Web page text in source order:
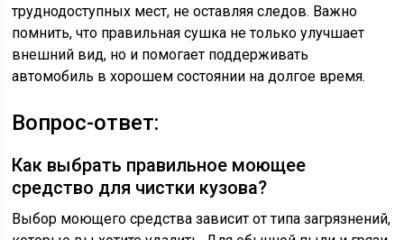
труднодоступных мест, не оставляя следов. Важно
помнить, что правильная сушка не только улучшает
внешний вид, но и помогает поддерживать
автомобиль в хорошем состоянии на долгое время.
Вопрос-ответ:
Как выбрать правильное моющее
средство для чистки кузова?
Выбор моющего средства зависит от типа загрязнений,